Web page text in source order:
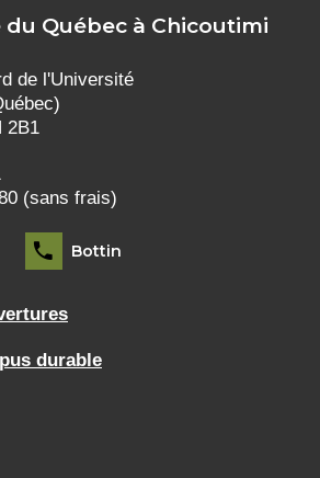
du Québec à Chicoutimi
de l'Université
2B1
(sans frais)
Bottin
durable